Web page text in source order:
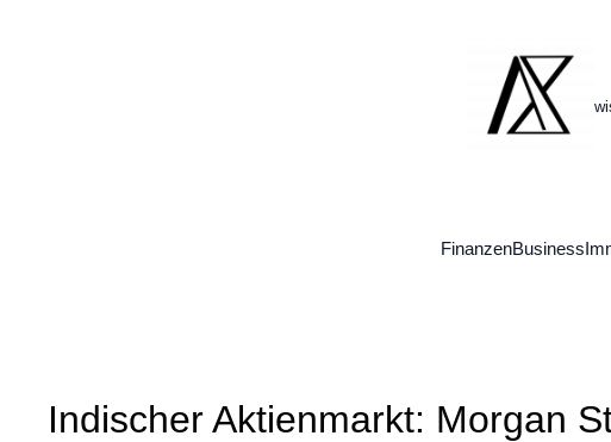
FinanzenBusiness
Indischer Aktienmarkt: Morgan